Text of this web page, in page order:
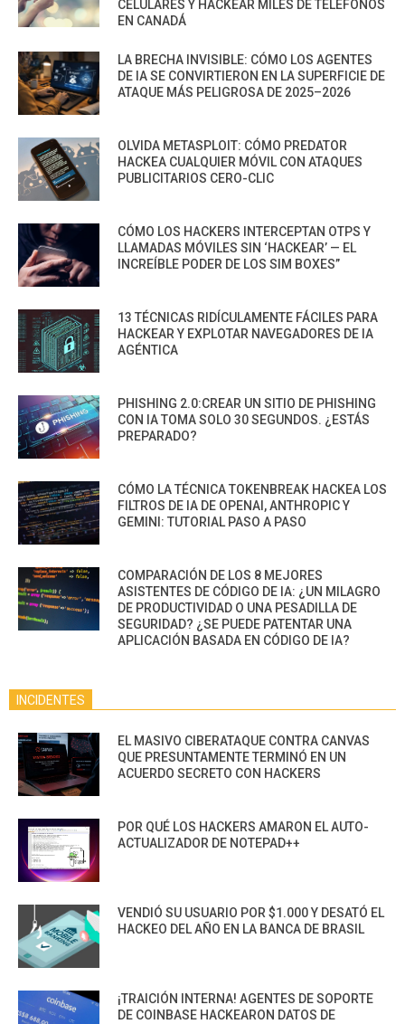
CELULARES Y HACKEAR MILES DE TELÉFONOS
EN CANADÁ
LA BRECHA INVISIBLE: CÓMO LOS AGENTES
DE IA SE CONVIRTIERON EN LA SUPERFICIE DE
ATAQUE MÁS PELIGROSA DE 2025–2026
OLVIDA METASPLOIT: CÓMO PREDATOR
HACKEA CUALQUIER MÓVIL CON ATAQUES
PUBLICITARIOS CERO-CLIC
CÓMO LOS HACKERS INTERCEPTAN OTPS Y
LLAMADAS MÓVILES SIN ‘HACKEAR’ — EL
INCREÍBLE PODER DE LOS SIM BOXES”
13 TÉCNICAS RIDÍCULAMENTE FÁCILES PARA
HACKEAR Y EXPLOTAR NAVEGADORES DE IA
AGÉNTICA
PHISHING 2.0:CREAR UN SITIO DE PHISHING
CON IA TOMA SOLO 30 SEGUNDOS. ¿ESTÁS
PREPARADO?
CÓMO LA TÉCNICA TOKENBREAK HACKEA LOS
FILTROS DE IA DE OPENAI, ANTHROPIC Y
GEMINI: TUTORIAL PASO A PASO
COMPARACIÓN DE LOS 8 MEJORES
ASISTENTES DE CÓDIGO DE IA: ¿UN MILAGRO
DE PRODUCTIVIDAD O UNA PESADILLA DE
SEGURIDAD? ¿SE PUEDE PATENTAR UNA
APLICACIÓN BASADA EN CÓDIGO DE IA?
INCIDENTES
EL MASIVO CIBERATAQUE CONTRA CANVAS
QUE PRESUNTAMENTE TERMINÓ EN UN
ACUERDO SECRETO CON HACKERS
POR QUÉ LOS HACKERS AMARON EL AUTO-
ACTUALIZADOR DE NOTEPAD++
VENDIÓ SU USUARIO POR $1.000 Y DESATÓ EL
HACKEO DEL AÑO EN LA BANCA DE BRASIL
¡TRAICIÓN INTERNA! AGENTES DE SOPORTE
DE COINBASE HACKEARON DATOS DE